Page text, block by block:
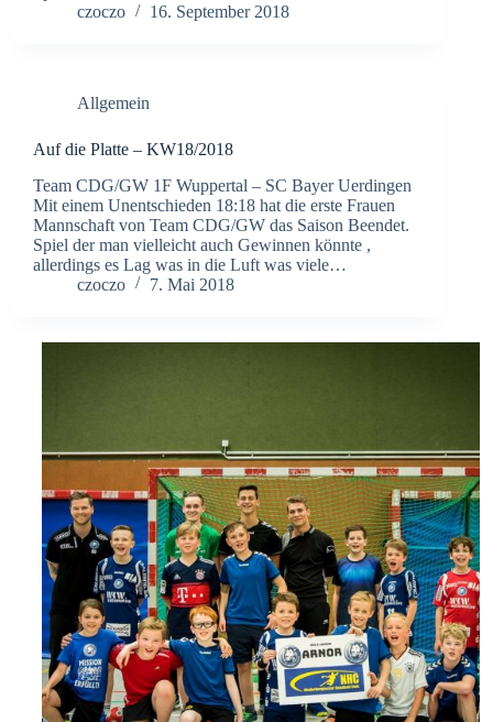
czoczo
16. September 2018
Allgemein
Auf die Platte – KW18/2018
Team CDG/GW 1F Wuppertal – SC Bayer Uerdingen
Mit einem Unentschieden 18:18 hat die erste Frauen
Mannschaft von Team CDG/GW das Saison Beendet.
Spiel der man vielleicht auch Gewinnen könnte ,
allerdings es Lag was in die Luft was viele…
czoczo
7. Mai 2018